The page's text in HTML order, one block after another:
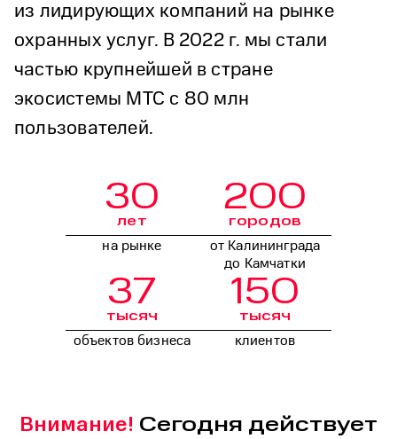
из лидирующих компаний на рынке
охранных услуг. В 2022 г. мы стали
частью крупнейшей в стране
экосистемы МТС с 80 млн
пользователей.
30
лет
на рынке
200
городов
от Калининграда
до Камчатки
37
тысяч
объектов бизнеса
150
тысяч
клиентов
Внимание! Сегодня действует